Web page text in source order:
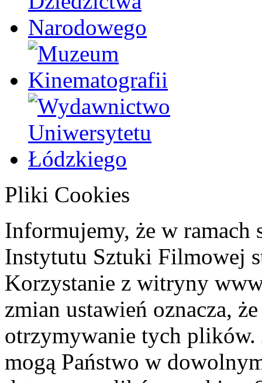
Pliki Cookies
Informujemy, że w ramach
Instytutu Sztuki Filmowej
Korzystanie z witryny
zmian ustawień oznacza,
otrzymywanie tych plików.
mogą Państwo w